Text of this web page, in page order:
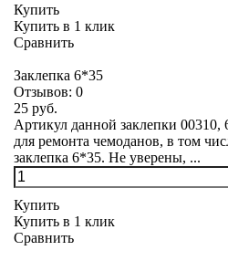
Купить
Купить в 1 клик
Сравнить
Заклепка 6*35
Отзывов: 0
25 руб.
Артикул данной заклепки 00310,
для ремонта чемоданов, в том
заклепка 6*35. Не уверены, ...
Купить
Купить в 1 клик
Сравнить